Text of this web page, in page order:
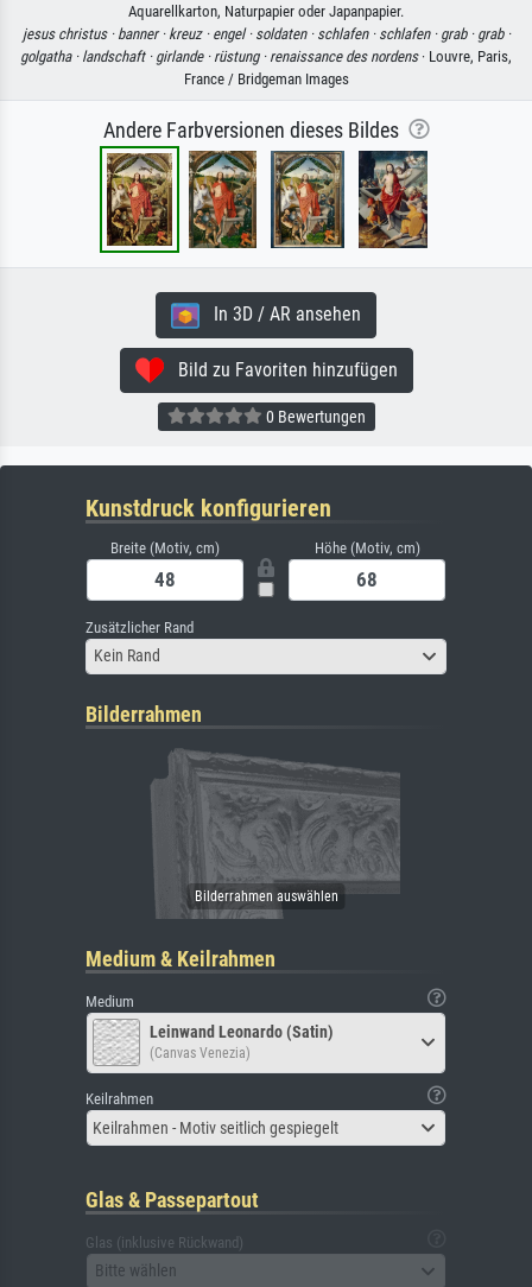
Aquarellkarton, Naturpapier oder Japanpapier.
jesus christus · banner · kreuz · engel · soldaten · schlafen · schlafen · grab · grab ·
golgatha · landschaft · girlande · rüstung · renaissance des nordens· Louvre, Paris,
France / Bridgeman Images
Andere Farbversionen dieses Bildes
In 3D / AR ansehen
Bild zu Favoriten hinzufügen
0 Bewertungen
Kunstdruck konfigurieren
Breite (Motiv, cm) Höhe (Motiv, cm)
Zusätzlicher Rand
Kein Rand
Bilderrahmen
Medium & Keilrahmen
Medium
Leinwand Leonardo (Satin)
(Canvas Venezia)
Keilrahmen
Keilrahmen - Motiv seitlich gespiegelt
Glas & Passepartout
Glas (inklusive Rückwand)
Bitte wählen